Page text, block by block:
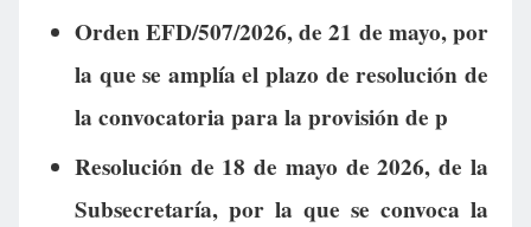
Orden EFD/507/2026, de 21 de mayo, por
la que se amplía el plazo de resolución de
la convocatoria para la provisión de p
Resolución de 18 de mayo de 2026, de la
Subsecretaría, por la que se convoca la